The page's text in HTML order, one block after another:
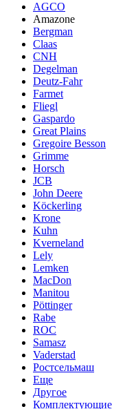
AGCO
Amazone
Bergman
Claas
CNH
Degelman
Deutz-Fahr
Farmet
Fliegl
Gaspardo
Great Plains
Gregoire Besson
Grimme
Horsch
JCB
John Deere
Köckerling
Krone
Kuhn
Kverneland
Lely
Lemken
MacDon
Manitou
Pöttinger
Rabe
ROC
Samasz
Vaderstad
Ростсельмаш
Еще
Другое
Комплектующие